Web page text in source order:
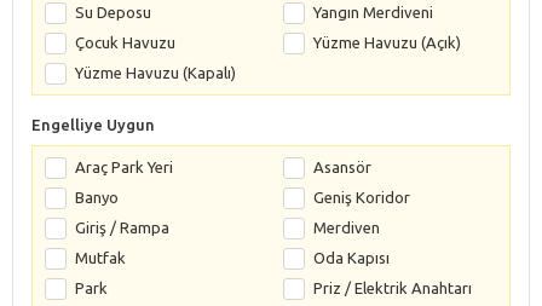
Su Deposu
Yangın Merdiveni
Çocuk Havuzu
Yüzme Havuzu (Açık)
Yüzme Havuzu (Kapalı)
Engelliye Uygun
Araç Park Yeri
Asansör
Banyo
Geniş Koridor
Giriş / Rampa
Merdiven
Mutfak
Oda Kapısı
Park
Priz / Elektrik Anahtarı